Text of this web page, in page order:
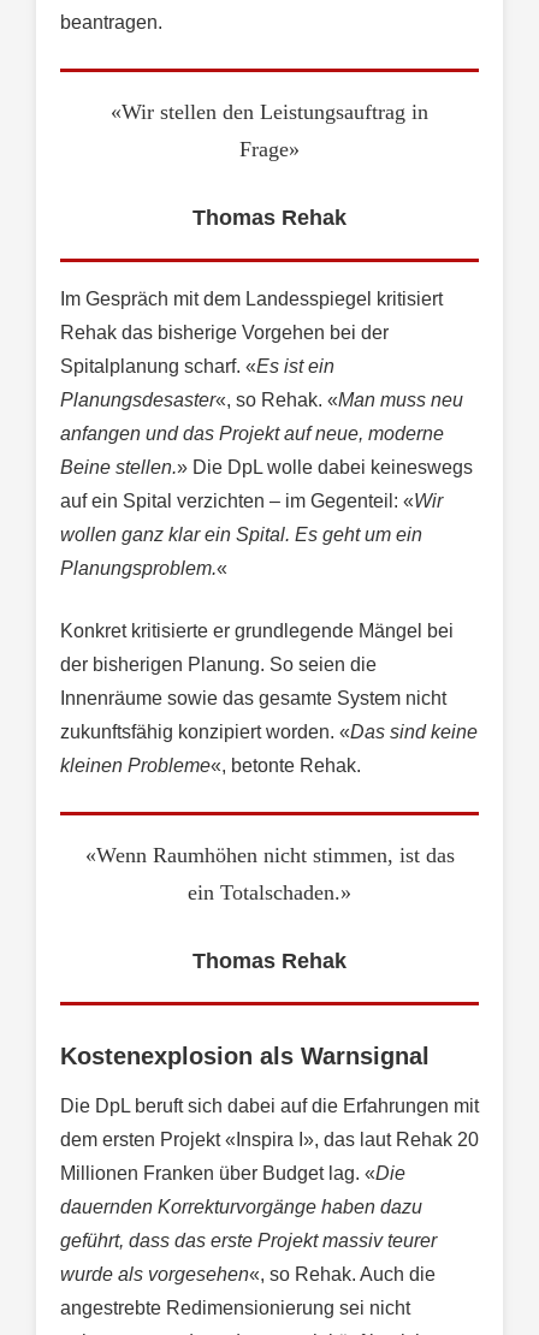
beantragen.
«Wir stellen den Leistungsauftrag in
Frage»
Thomas Rehak
Im Gespräch mit dem Landesspiegel kritisiert
Rehak das bisherige Vorgehen bei der
Spitalplanung scharf. «Es ist ein
Planungsdesaster«, so Rehak. «Man muss neu
anfangen und das Projekt auf neue, moderne
Beine stellen.» Die DpL wolle dabei keineswegs
auf ein Spital verzichten – im Gegenteil: «Wir
wollen ganz klar ein Spital. Es geht um ein
Planungsproblem.«
Konkret kritisierte er grundlegende Mängel bei
der bisherigen Planung. So seien die
Innenräume sowie das gesamte System nicht
zukunftsfähig konzipiert worden. «Das sind keine
kleinen Probleme«, betonte Rehak.
«Wenn Raumhöhen nicht stimmen, ist das
ein Totalschaden.»
Thomas Rehak
Kostenexplosion als Warnsignal
Die DpL beruft sich dabei auf die Erfahrungen mit
dem ersten Projekt «Inspira I», das laut Rehak 20
Millionen Franken über Budget lag. «Die
dauernden Korrekturvorgänge haben dazu
geführt, dass das erste Projekt massiv teurer
wurde als vorgesehen«, so Rehak. Auch die
angestrebte Redimensionierung sei nicht